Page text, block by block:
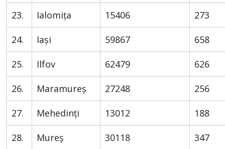
23. Ialomița 15406 273
24. Iași 59867 658
25. Ilfov 62479 626
26. Maramureș 27248 256
27. Mehedinți 13012 188
28. Mureș 30118 347